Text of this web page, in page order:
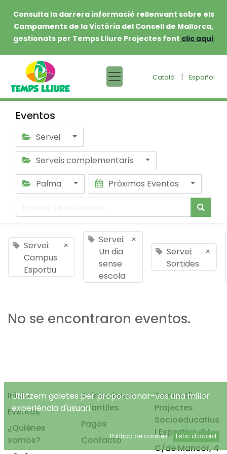
Consulta la darrera informació rellenvant sobre els
Campaments de la Victòria del Consell de Mallorca,
gestionats per Temps Lliure Projectes fent clic aquí
Català | Español
Eventos
Servei
Serveis complementaris
Palma
Próximos Eventos
Servei:
Campus
Esportiu
×
Servei:
Un dia
sense
escola
×
Servei:
Sortides
×
No se encontraron eventos.
Inicio
Eventos
¿Quiénes
somos?
Animaciones
infantiles
Pagos
Contacto
Temps Lliure
Projectes
Socioeducatius
i Esportius, S.L.
C/de Mancor, 4
Utilitzem galetes per proporcionar-vos una millor
experiència d'usuari.
Política de cookies Estic d'acord